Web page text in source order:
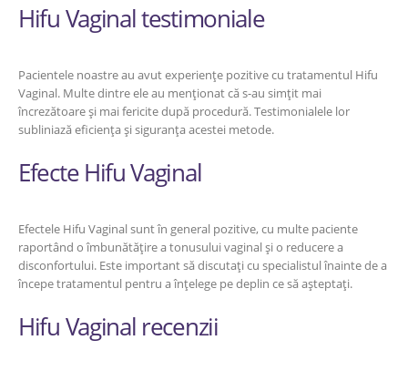
Hifu Vaginal testimoniale
Pacientele noastre au avut experiențe pozitive cu tratamentul Hifu
Vaginal. Multe dintre ele au menționat că s-au simțit mai
încrezătoare și mai fericite după procedură. Testimonialele lor
subliniază eficiența și siguranța acestei metode.
Efecte Hifu Vaginal
Efectele Hifu Vaginal sunt în general pozitive, cu multe paciente
raportând o îmbunătățire a tonusului vaginal și o reducere a
disconfortului. Este important să discutați cu specialistul înainte de a
începe tratamentul pentru a înțelege pe deplin ce să așteptați.
Hifu Vaginal recenzii